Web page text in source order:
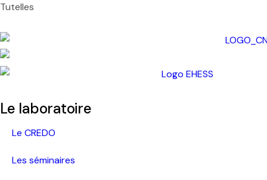
Tutelles
Le laboratoire
Le CREDO
Les séminaires